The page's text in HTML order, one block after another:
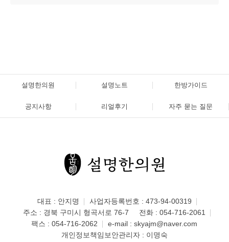
설명한의원 설명노트 한방가이드
공지사항 리얼후기 자주 묻는 질문
대표 : 안지명
사업자등록번호 : 473-94-00319
주소 : 경북 구미시 형곡서로 76-7
전화 :054-716-2061
팩스 : 054-716-2062
e-mail :skyajm@naver.com
개인정보책임보안관리자 : 이명숙